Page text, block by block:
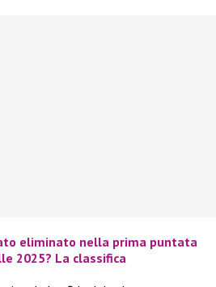
eliminato nella prima puntata
2025? La classifica